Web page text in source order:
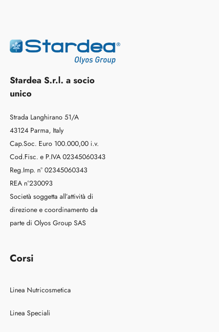
Stardea S.r.l. a socio
unico
Strada Langhirano 51/A
43124 Parma, Italy
Cap.Soc. Euro 100.000,00 i.v.
Cod.Fisc. e P.IVA 02345060343
Reg.Imp. n° 02345060343
REA n°230093
Società soggetta all’attività di
direzione e coordinamento da
parte di Olyos Group SAS
Corsi
Linea Nutricosmetica
Linea Speciali